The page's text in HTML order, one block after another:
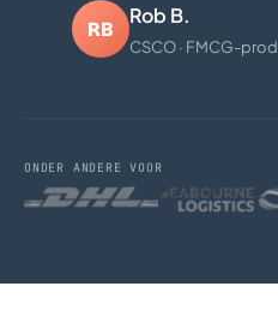
RB
Rob B.
CSCO · FMCG-
ONDER ANDERE VOOR